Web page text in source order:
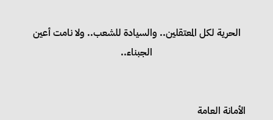
الحرية لكل المعتقلين.. والسيادة للشعب.. ولا نامت أعين
الجبناء..
الأمانة العامة